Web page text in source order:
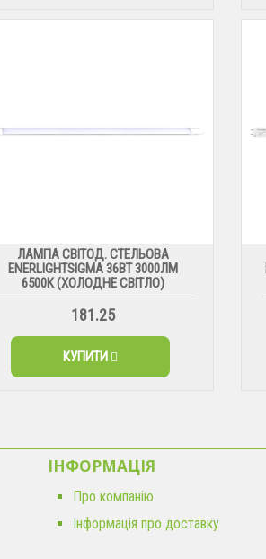
ЛАМПА СВІТОД. СТЕЛЬОВА
ENERLIGHTSIGMA 36ВТ 3000ЛМ
6500К (ХОЛОДНЕ СВІТЛО)
181.25
КУПИТИ
ІНФОРМАЦІЯ
Про компанію
Інформація про доставку